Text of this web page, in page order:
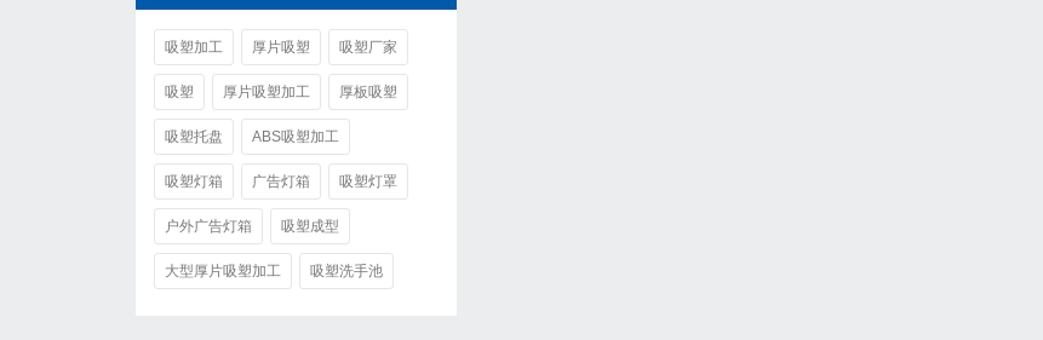
吸塑加工 厚片吸塑 吸塑厂家
吸塑 厚片吸塑加工 厚板吸塑
吸塑托盘 ABS吸塑加工
吸塑灯箱 广告灯箱 吸塑灯罩
户外广告灯箱 吸塑成型
大型厚片吸塑加工 吸塑洗手池